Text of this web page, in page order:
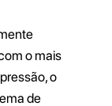
o mais
o
de